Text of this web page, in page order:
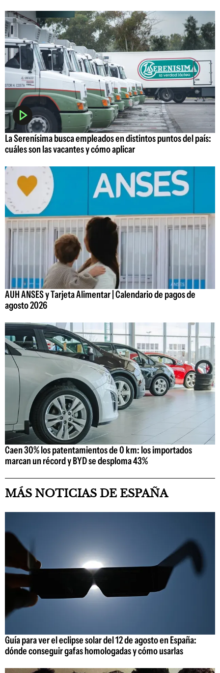
La Serenísima busca empleados en distintos puntos del país:
cuáles son las vacantes y cómo aplicar
AUH ANSES y Tarjeta Alimentar | Calendario de pagos de
agosto 2026
Caen 30% los patentamientos de 0 km: los importados
marcan un récord y BYD se desploma 43%
MÁS NOTICIAS DE ESPAÑA
Guía para ver el eclipse solar del 12 de agosto en España:
dónde conseguir gafas homologadas y cómo usarlas